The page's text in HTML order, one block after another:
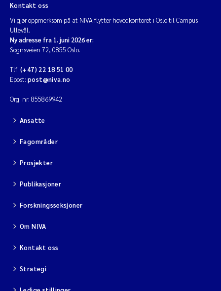
Kontakt oss
Vi gjør oppmerksom på at NIVA flytter hovedkontoret i Oslo til Campus
Ullevål.
Ny adresse fra 1. juni 2026 er:
Sognsveien 72, 0855 Oslo.
Tlf: (+47) 22 18 51 00
Epost: post@niva.no
Org. nr: 855869942
Ansatte
Fagområder
Prosjekter
Publikasjoner
Forskningsseksjoner
Om NIVA
Kontakt oss
Strategi